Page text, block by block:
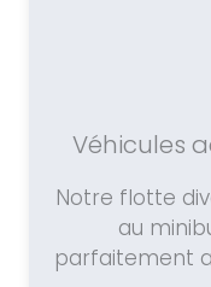
Véhicules
Notre flotte
au
parfaitement